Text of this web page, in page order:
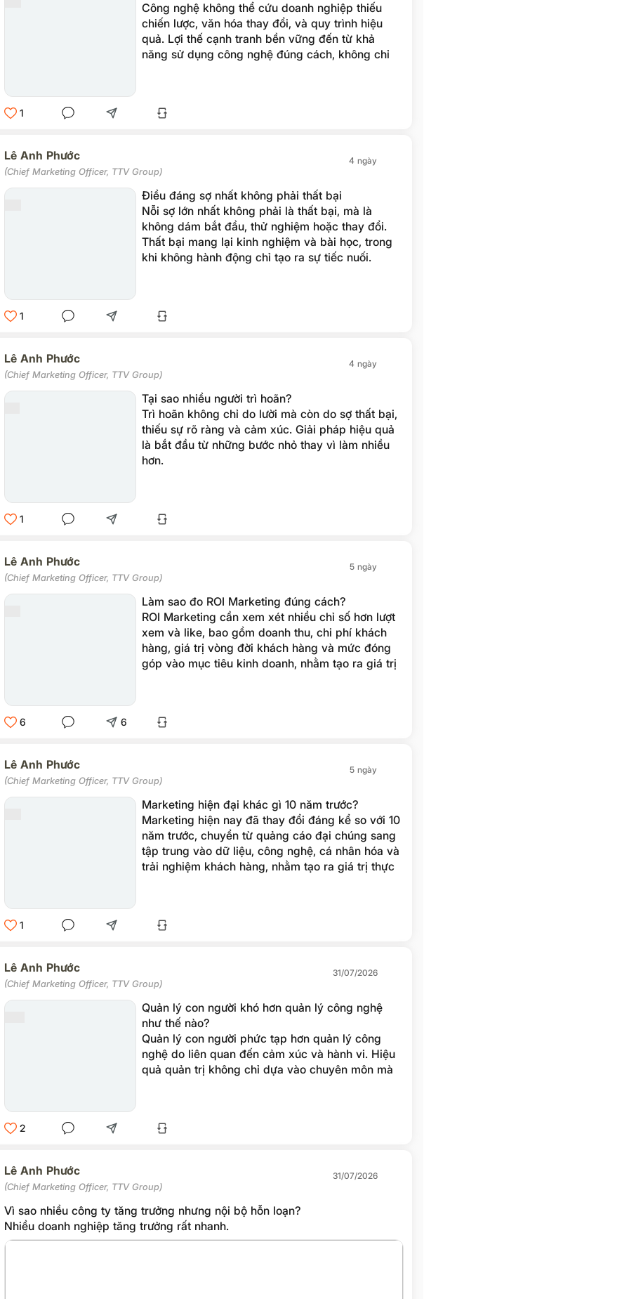
Công nghệ không thể cứu doanh nghiệp thiếu
chiến lược, văn hóa thay đổi, và quy trình hiệu
quả. Lợi thế cạnh tranh bền vững đến từ khả
năng sử dụng công nghệ đúng cách, không chỉ
1
Lê Anh Phước
(Chief Marketing Officer, TTV Group)
4 ngày
Điều đáng sợ nhất không phải thất bại
Nỗi sợ lớn nhất không phải là thất bại, mà là
không dám bắt đầu, thử nghiệm hoặc thay đổi.
Thất bại mang lại kinh nghiệm và bài học, trong
khi không hành động chỉ tạo ra sự tiếc nuối.
1
Lê Anh Phước
(Chief Marketing Officer, TTV Group)
4 ngày
Tại sao nhiều người trì hoãn?
Trì hoãn không chỉ do lười mà còn do sợ thất bại,
thiếu sự rõ ràng và cảm xúc. Giải pháp hiệu quả
là bắt đầu từ những bước nhỏ thay vì làm nhiều
hơn.
1
Lê Anh Phước
(Chief Marketing Officer, TTV Group)
5 ngày
Làm sao đo ROI Marketing đúng cách?
ROI Marketing cần xem xét nhiều chỉ số hơn lượt
xem và like, bao gồm doanh thu, chi phí khách
hàng, giá trị vòng đời khách hàng và mức đóng
góp vào mục tiêu kinh doanh, nhằm tạo ra giá trị
6 6
Lê Anh Phước
(Chief Marketing Officer, TTV Group)
5 ngày
Marketing hiện đại khác gì 10 năm trước?
Marketing hiện nay đã thay đổi đáng kể so với 10
năm trước, chuyển từ quảng cáo đại chúng sang
tập trung vào dữ liệu, công nghệ, cá nhân hóa và
trải nghiệm khách hàng, nhằm tạo ra giá trị thực
1
Lê Anh Phước
(Chief Marketing Officer, TTV Group)
31/07/2026
Quản lý con người khó hơn quản lý công nghệ
như thế nào?
Quản lý con người phức tạp hơn quản lý công
nghệ do liên quan đến cảm xúc và hành vi. Hiệu
quả quản trị không chỉ dựa vào chuyên môn mà
2
Lê Anh Phước
(Chief Marketing Officer, TTV Group)
31/07/2026
Vì sao nhiều công ty tăng trưởng nhưng nội bộ hỗn loạn?
Nhiều doanh nghiệp tăng trưởng rất nhanh.